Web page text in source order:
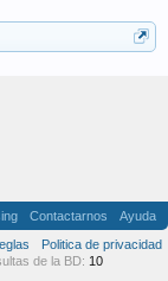
Contactarnos
Ayuda
Politica de privacidad
de la BD: 10